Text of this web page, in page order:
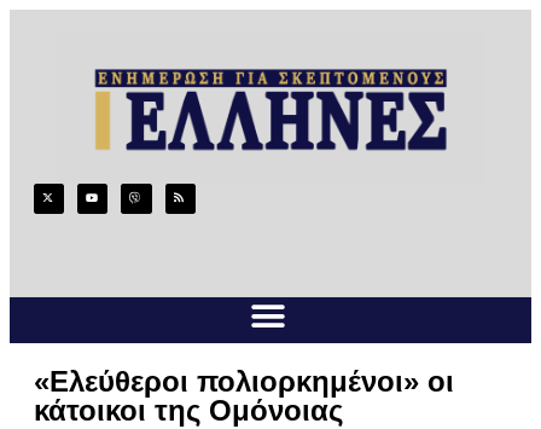
«Ελεύθεροι πολιορκημένοι» οι
κάτοικοι της Ομόνοιας